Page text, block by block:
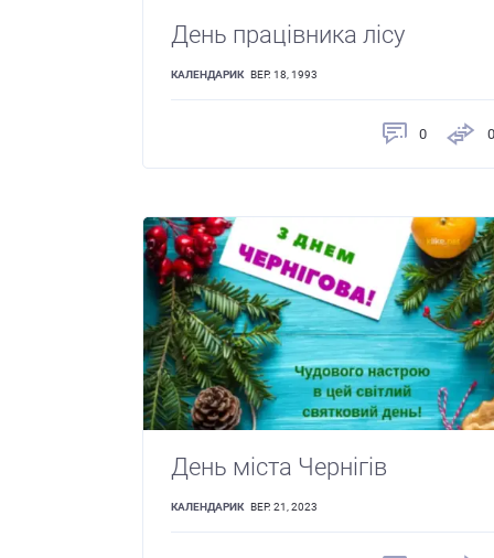
День працівника лісу
КАЛЕНДАРИК ВЕР. 18, 1993
0 0
День міста Чернігів
КАЛЕНДАРИК ВЕР. 21, 2023